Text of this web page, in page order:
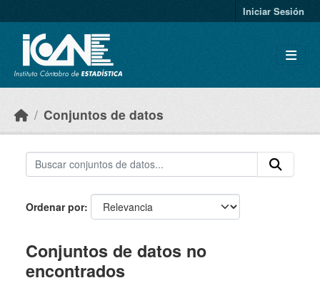
Iniciar Sesión
Conjuntos de datos
Ordenar por
Conjuntos de datos no
encontrados